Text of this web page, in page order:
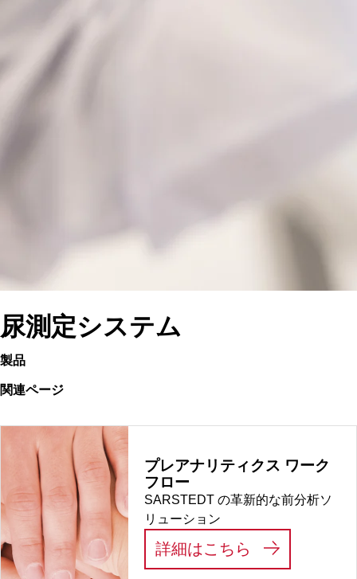
尿測定システム
製品
関連ページ
プレアナリティクス ワーク
フロー
SARSTEDT の革新的な前分析ソ
リューション
詳細はこちら プレアナリ